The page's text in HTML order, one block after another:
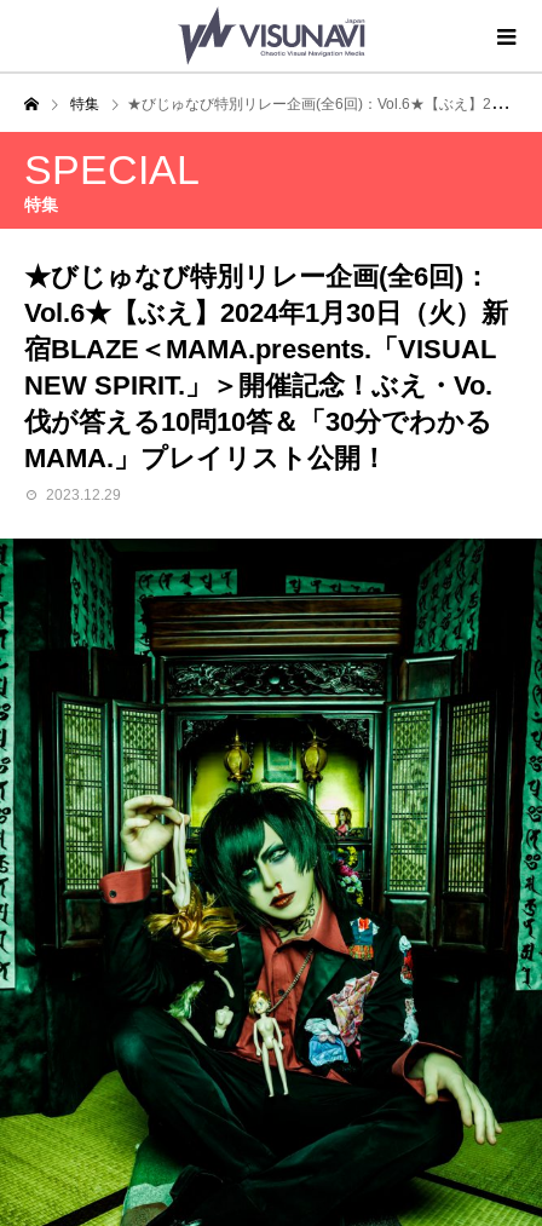
特集 ★びじゅなび特別リレー企画(全6回)：Vol.6★【ぶえ】2024年1月30日（火）新宿BLAZE＜MAMA.presents.「VISUAL NEW SPIRIT.」＞開催記念！ぶえ・Vo.伐が答える10問10答＆「30分でわかるMAMA.」プレイリスト公開！
SPECIAL
特集
★びじゅなび特別リレー企画(全6回)：
Vol.6★【ぶえ】2024年1月30日（火）新
宿BLAZE＜MAMA.presents.「VISUAL
NEW SPIRIT.」＞開催記念！ぶえ・Vo.
伐が答える10問10答＆「30分でわかる
MAMA.」プレイリスト公開！
2023.12.29